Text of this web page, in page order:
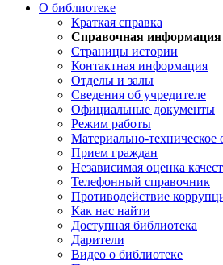
О библиотеке
Краткая справка
Справочная информация
Страницы истории
Контактная информация
Отделы и залы
Сведения об учредителе
Официальные документы
Режим работы
Материально-техническое
Прием граждан
Независимая оценка
Телефонный справочник
Противодействие
Как нас найти
Доступная библиотека
Дарители
Видео о библиотеке